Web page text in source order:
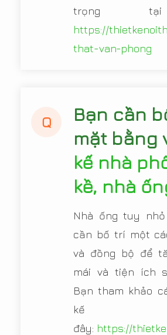
trọng
https://
that-van-phong
Q
Bạn cần
mặt bằng
kế nhà
kề, nhà
Nhà ống tuy
cần bố trí một
và đồng bộ để
mái và tiện ích
Bạn tham khảo
kế
đây: https://